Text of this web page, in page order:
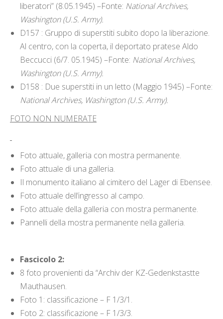
liberatori” (8.05.1945) –Fonte: National Archives,
Washington (U.S. Army).
D157 : Gruppo di superstiti subito dopo la liberazione.
Al centro, con la coperta, il deportato pratese Aldo
Beccucci (6/7. 05.1945) –Fonte: National Archives,
Washington (U.S. Army).
D158 : Due superstiti in un letto (Maggio 1945) –Fonte:
National Archives, Washington (U.S. Army).
FOTO NON NUMERATE
Foto attuale, galleria con mostra permanente.
Foto attuale di una galleria.
Il monumento italiano al cimitero del Lager di Ebensee.
Foto attuale dell’ingresso al campo.
Foto attuale della galleria con mostra permanente.
Pannelli della mostra permanente nella galleria.
Fascicolo 2:
8 foto provenienti da “Archiv der KZ-Gedenkstastte
Mauthausen.
Foto 1: classificazione – F 1/3/1.
Foto 2: classificazione – F 1/3/3.